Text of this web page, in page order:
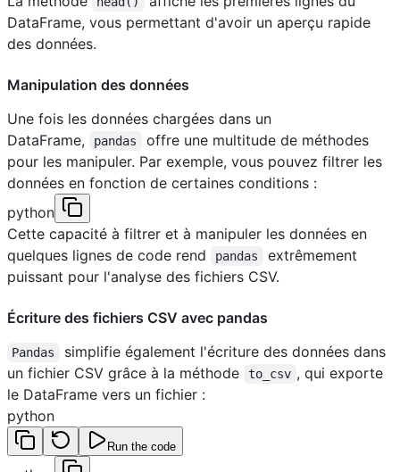
DataFrame, vous permettant d'avoir un aperçu rapide
des données.
Manipulation des données
Une fois les données chargées dans un
DataFrame,
pandas
offre une multitude de méthodes
pour les manipuler. Par exemple, vous pouvez filtrer les
données en fonction de certaines conditions :
python
Cette capacité à filtrer et à manipuler les données en
quelques lignes de code rend
pandas
extrêmement
puissant pour l'analyse des fichiers CSV.
Écriture des fichiers CSV avec pandas
Pandas
simplifie également l'écriture des données dans
un fichier CSV grâce à la méthode
to_csv , qui exporte
le DataFrame vers un fichier :
python
Run the code